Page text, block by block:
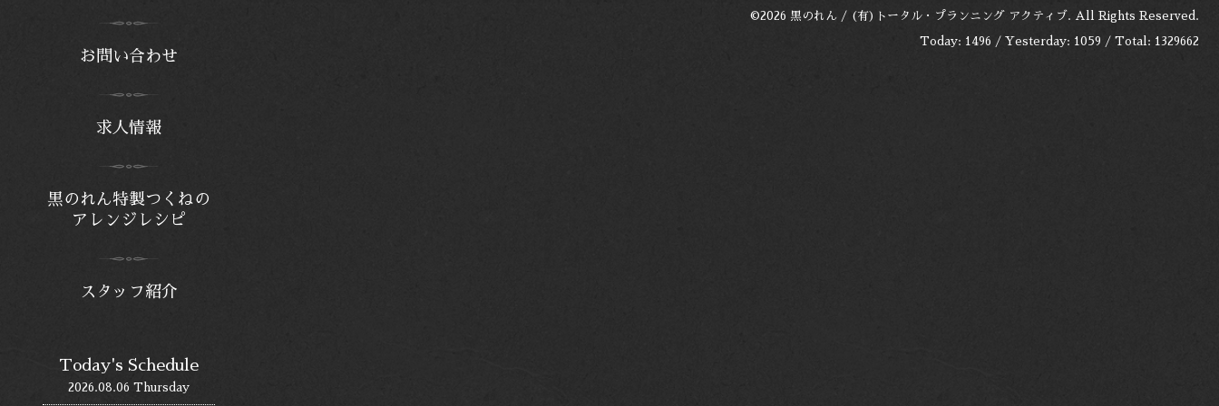
©2026 黒のれん / (有)トータル・プランニング アクティブ. All Rights Reserved.
Today: 1496 / Yesterday: 1059 / Total: 1329662
お問い合わせ
求人情報
黒のれん特製つくねの
アレンジレシピ
スタッフ紹介
Today's Schedule
2026.08.06 Thursday